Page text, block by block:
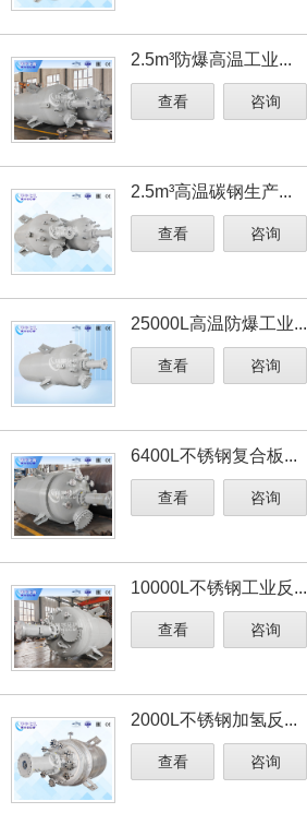
2.5m³防爆高温工业...
查看 咨询
2.5m³高温碳钢生产...
查看 咨询
25000L高温防爆工业...
查看 咨询
6400L不锈钢复合板...
查看 咨询
10000L不锈钢工业反...
查看 咨询
2000L不锈钢加氢反...
查看 咨询